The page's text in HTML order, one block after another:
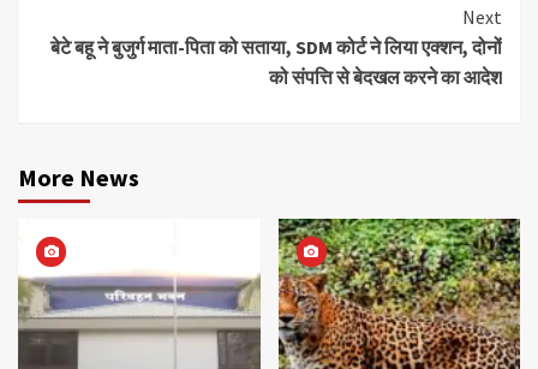
Next
बेटे बहू ने बुजुर्ग माता-पिता को सताया, SDM कोर्ट ने लिया एक्शन, दोनों
को संपत्ति से बेदखल करने का आदेश
More News